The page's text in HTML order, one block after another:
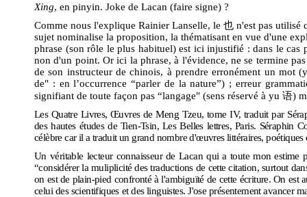
Xing, en pinyin. Joke de Lacan (faire signe) ?
Comme nous l'explique Rainier Lanselle, le 也 n'est pas utilisé
sujet nominalise la proposition, la thématisant en vue d'une
phrase (son rôle le plus habituel) est ici injustifié : dans le
non d'un point. Or ici la phrase, à l'évidence, ne se termine
de son instructeur de chinois, à prendre erronément un
de" : en l’occurrence “parler de la nature”) ; erreur
signifiant de toute façon pas “langage" (sens réservé à yu 语)
Les Quatre Livres, Œuvres de Meng Tzeu, tome IV, traduit par
des hautes études de Tien-Tsin, Les Belles lettres, Paris. Séraphin
célèbre car il a traduit un grand nombre d'œuvres littéraires,
Un véritable lecteur connaisseur de Lacan qui a toute mon estime
“considérer la muliplicité des traductions de cette citation, surtout
on est de plain-pied confronté à l'ambiguïté de cette écriture. On est
celui des scientifiques et des linguistes. J'ose présentement avancer